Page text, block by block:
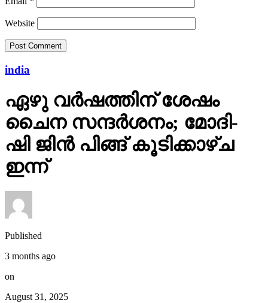
Website
india
ഏഴു വർഷത്തിന് ശേഷം
ചൈന സന്ദർശനം; മോദി-
ഷി ജിൻ പിങ്ങ് കൂടിക്കാഴ്ച
ഇന്ന്
Published
3 months ago
on
August 31, 2025